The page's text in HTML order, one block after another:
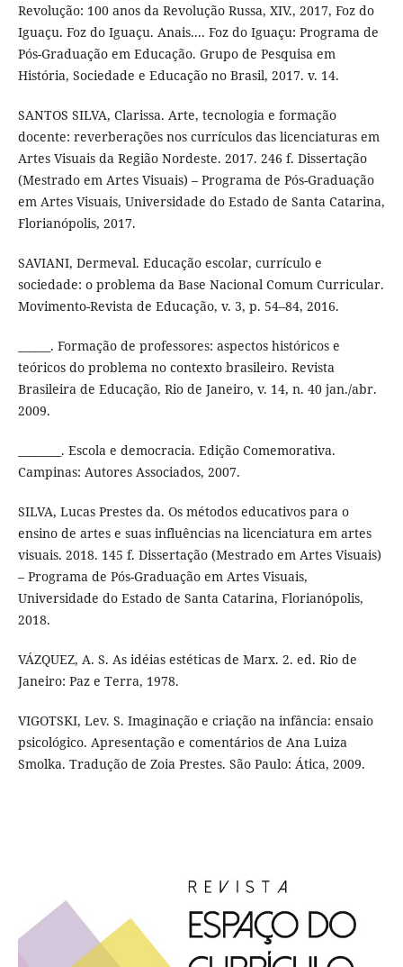
Revolução: 100 anos da Revolução Russa, XIV., 2017, Foz do
Iguaçu. Foz do Iguaçu. Anais.... Foz do Iguaçu: Programa de
Pós-Graduação em Educação. Grupo de Pesquisa em
História, Sociedade e Educação no Brasil, 2017. v. 14.
SANTOS SILVA, Clarissa. Arte, tecnologia e formação
docente: reverberações nos currículos das licenciaturas em
Artes Visuais da Região Nordeste. 2017. 246 f. Dissertação
(Mestrado em Artes Visuais) – Programa de Pós-Graduação
em Artes Visuais, Universidade do Estado de Santa Catarina,
Florianópolis, 2017.
SAVIANI, Dermeval. Educação escolar, currículo e
sociedade: o problema da Base Nacional Comum Curricular.
Movimento-Revista de Educação, v. 3, p. 54–84, 2016.
______. Formação de professores: aspectos históricos e
teóricos do problema no contexto brasileiro. Revista
Brasileira de Educação, Rio de Janeiro, v. 14, n. 40 jan./abr.
2009.
________. Escola e democracia. Edição Comemorativa.
Campinas: Autores Associados, 2007.
SILVA, Lucas Prestes da. Os métodos educativos para o
ensino de artes e suas influências na licenciatura em artes
visuais. 2018. 145 f. Dissertação (Mestrado em Artes Visuais)
– Programa de Pós-Graduação em Artes Visuais,
Universidade do Estado de Santa Catarina, Florianópolis,
2018.
VÁZQUEZ, A. S. As idéias estéticas de Marx. 2. ed. Rio de
Janeiro: Paz e Terra, 1978.
VIGOTSKI, Lev. S. Imaginação e criação na infância: ensaio
psicológico. Apresentação e comentários de Ana Luiza
Smolka. Tradução de Zoia Prestes. São Paulo: Ática, 2009.